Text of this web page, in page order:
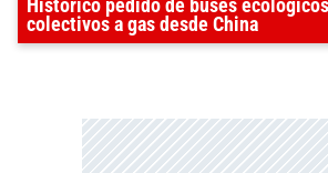
Histórico pedido de buses
colectivos a gas desde China